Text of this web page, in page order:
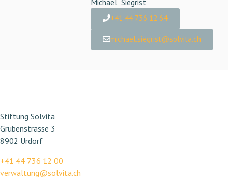
Michael Siegrist
+41 44 736 12 64
michael.siegrist@solvita.ch
Stiftung Solvita
Grubenstrasse 3
8902 Urdorf
+41 44 736 12 00
verwaltung@solvita.ch